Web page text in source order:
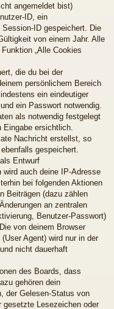
angemeldet bist)
ID, ein
ID gespeichert. Die
von einem Jahr. Alle
„Alle Cookies
die du bei der
persönlichem Bereich
ein eindeutiger
ein Passwort notwendig.
als notwendig festgelegt
Eingabe ersichtlich.
Nachricht erstellst, so
gespeichert.
Entwurf
auch deine IP-Adresse
bei folgenden Aktionen
Beiträgen (dazu zählen
an zentralen
Benutzer-Passwort)
von deinem Browser
Agent) wird nur in der
nicht dauerhaft
des Boards, dass
gehören dein
der Gelesen-Status von
gesetzte Lesezeichen oder